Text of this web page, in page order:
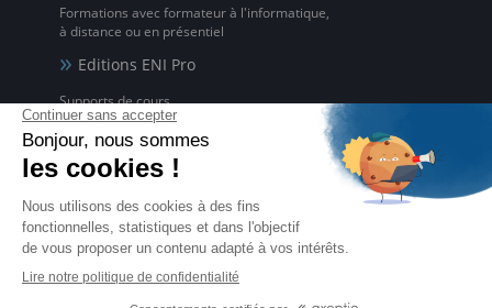
Formations avec formateur à l'informatique,
à distance ou en présentiel
Editions ENI Pro
Supports de cours
pour les organismes de formation
ENI elearning
La solution de formation à l'informatique en ligne,
disponible en 5 langues
Certifications ENI
Certifications à l'informatique